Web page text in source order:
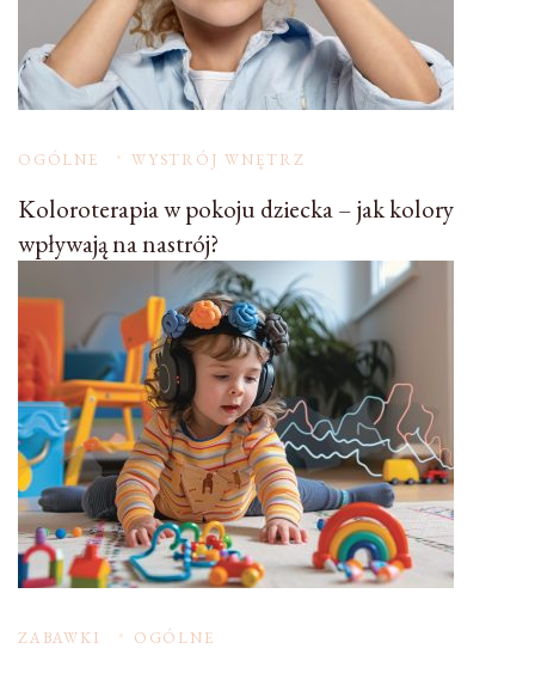
OGÓLNE WYSTRÓJ WNĘTRZ
Koloroterapia w pokoju dziecka – jak kolory
wpływają na nastrój?
ZABAWKI OGÓLNE